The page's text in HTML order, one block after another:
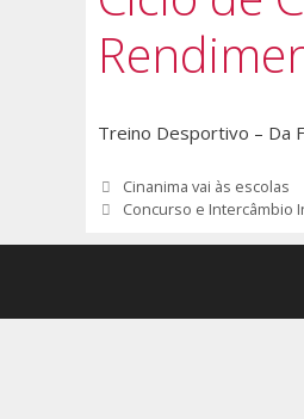
Treino Desportivo – Da
Navegação
de
Cinanima vai às escolas
Concurso e Intercâmbio